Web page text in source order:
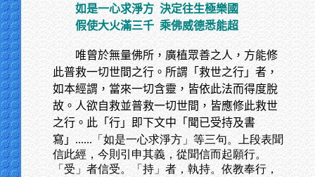
如是一心求淨方 決定往生極樂國
假使大火滿三千 乘佛威德悉能超
唯曾於無量佛所，廣植眾善之人，方能修
此普救一切世間之行。所謂「救世之行」者，
如本經謂，當來一切含靈，皆依此法而得度脫
故。人欲自救並普救一切世間，皆應修此救世
之行。此「行」即下文中「聞已受持及書
寫」 ......「如是一心求淨方」等三句。上段表聞
信此經，今則引申其義，從聞信而起願行。
「受」者信受。「持」者，執持。依教奉行，